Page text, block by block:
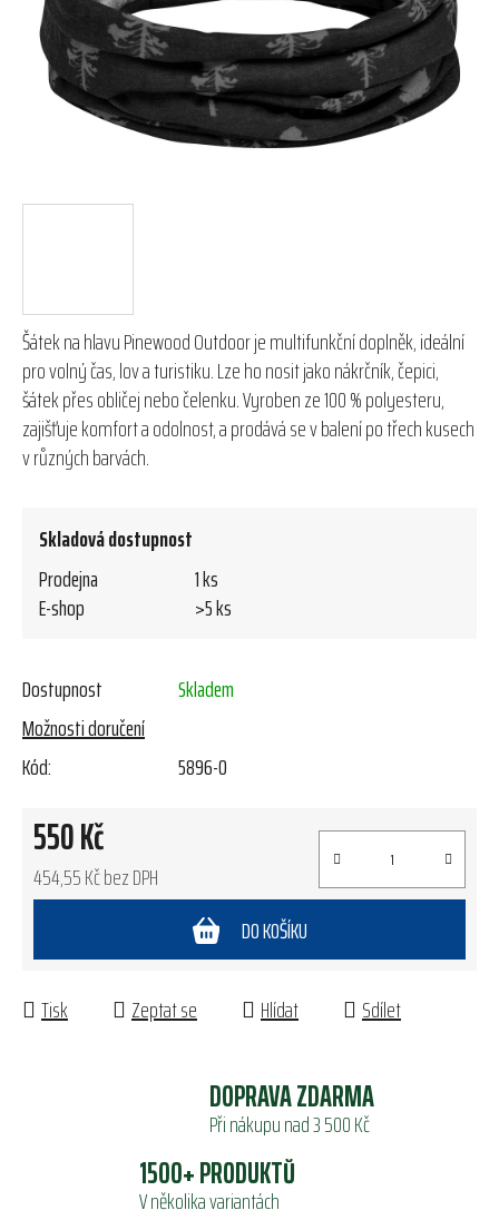
Šátek na hlavu Pinewood Outdoor je multifunkční doplněk, ideální
pro volný čas, lov a turistiku. Lze ho nosit jako nákrčník, čepici,
šátek přes obličej nebo čelenku. Vyroben ze 100 % polyesteru,
zajišťuje komfort a odolnost, a prodává se v balení po třech kusech
v různých barvách.
Skladová dostupnost
Prodejna
1 ks
E-shop
>5 ks
Dostupnost
Skladem
Možnosti doručení
Kód:
5896-0
550 Kč
454,55 Kč bez DPH
DO KOŠÍKU
Tisk Zeptat se Hlídat Sdílet
hvězdiček.
DOPRAVA ZDARMA
Při nákupu nad 3 500 Kč
1500+ PRODUKTŮ
V několika variantách